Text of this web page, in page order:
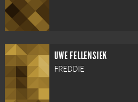
UWE FELLENSIEK
FREDDIE